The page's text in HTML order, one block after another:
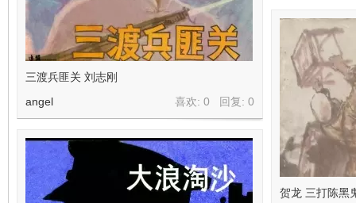
三渡兵匪关 刘志刚
喜欢: 0 回复: 0
angel
贺龙 三打陈黑